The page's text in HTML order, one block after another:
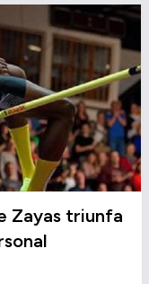
Zayas triunfa